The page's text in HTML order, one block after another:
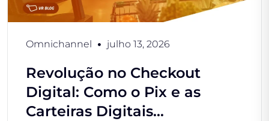
Omnichannel julho 13, 2026
Revolução no Checkout
Digital: Como o Pix e as
Carteiras Digitais...